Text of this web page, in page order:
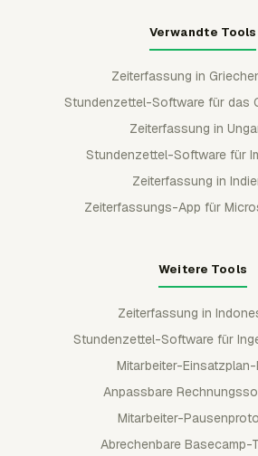
Verwandte Tools
Zeiterfassung in
Stundenzettel-Software für das
Zeiterfassung in
Stundenzettel-Software für
Zeiterfassung in
Zeiterfassungs-App für
Weitere Tools
Zeiterfassung in
Stundenzettel-Software für
Mitarbeiter-Einsatzplan-
Anpassbare
Mitarbeiter-
Abrechenbare Basecamp-